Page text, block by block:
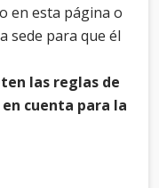
en esta página o
sede para que él
las reglas de
cuenta para la